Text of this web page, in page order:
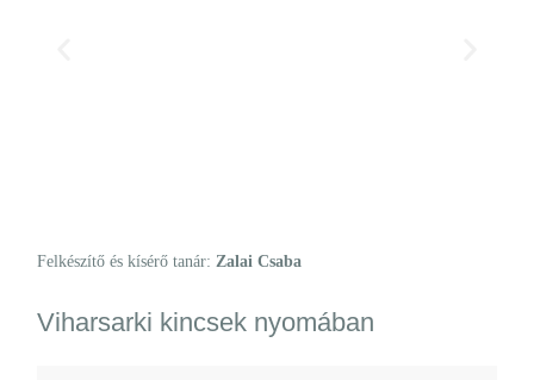
Felkészítő és kísérő tanár: Zalai Csaba
Viharsarki kincsek nyomában